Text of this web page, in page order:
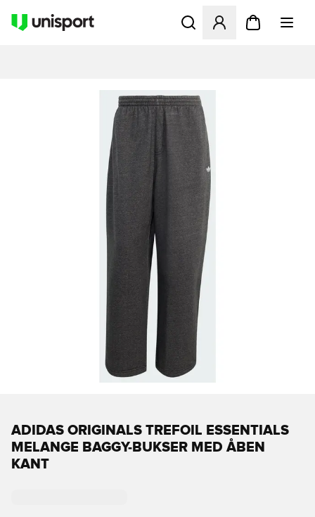
Åbner en Modal til at
ADIDAS ORIGINALS TREFOIL ESSENTIALS
MELANGE BAGGY-BUKSER MED ÅBEN
KANT